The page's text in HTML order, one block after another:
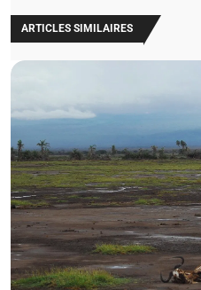
ARTICLES SIMILAIRES